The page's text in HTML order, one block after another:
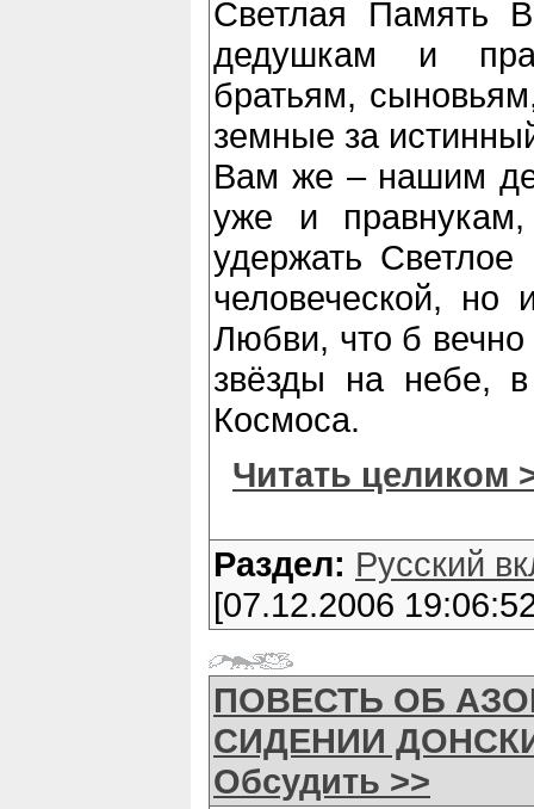
Светлая Память
дедушкам и
братьям,
земные за
Вам же – нашим
уже и
удержать
человеческой, но
Любви, что б вечно
звёзды на небе, в
Космоса.
Читать целиком
Раздел: Русский
[07.12.2006
ПОВЕСТЬ ОБ
СИДЕНИИ
Обсудить >>